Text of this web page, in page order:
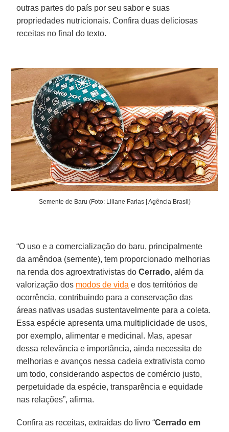
outras partes do país por seu sabor e suas
propriedades nutricionais. Confira duas deliciosas
receitas no final do texto.
Semente de Baru (Foto: Liliane Farias | Agência Brasil)
“O uso e a comercialização do baru, principalmente
da amêndoa (semente), tem proporcionado melhorias
na renda dos agroextrativistas doCerrado, além da
valorização dos modos de vida e dos territórios de
ocorrência, contribuindo para a conservação das
áreas nativas usadas sustentavelmente para a coleta.
Essa espécie apresenta uma multiplicidade de usos,
por exemplo, alimentar e medicinal. Mas, apesar
dessa relevância e importância, ainda necessita de
melhorias e avanços nessa cadeia extrativista como
um todo, considerando aspectos de comércio justo,
perpetuidade da espécie, transparência e equidade
nas relações”, afirma.
Confira as receitas, extraídas do livro “Cerrado em